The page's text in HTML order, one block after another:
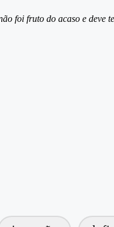
foi fruto do acaso e deve